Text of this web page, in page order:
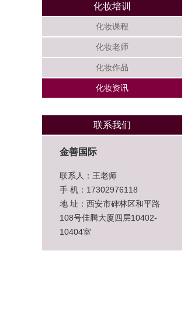
化妆培训
化妆课程
化妆老师
化妆作品
化妆资讯
联系我们
金善国际
联系人：王老师
手 机：17302976118
地 址：西安市碑林区和平路
108号佳腾大厦四层10402-
10404室